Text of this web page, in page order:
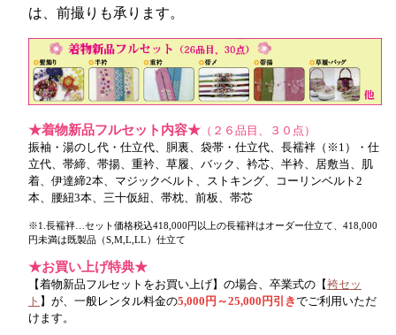
は、前撮りも承ります。
★着物新品フルセット内容★ （２６品目、３０点）
振袖・湯のし代・仕立代、胴裏、袋帯・仕立代、長襦袢（※1）・仕
立代、帯締、帯揚、重衿、草履、バック、衿芯、半衿、居敷当、肌
着、伊達締2本、マジックベルト、ストキング、コーリンベルト2
本、腰紐3本、三十仮紐、帯枕、前板、帯芯
※1.長襦袢…セット価格税込418,000円以上の長襦袢はオーダー仕立て、418,000
円未満は既製品（S,M,L,LL）仕立て
★お買い上げ特典★
【着物新品フルセットをお買い上げ】の場合、卒業式の【袴セッ
ト 】が、一般レンタル料金の5,000円～25,000円引きでご利用いただ
けます。